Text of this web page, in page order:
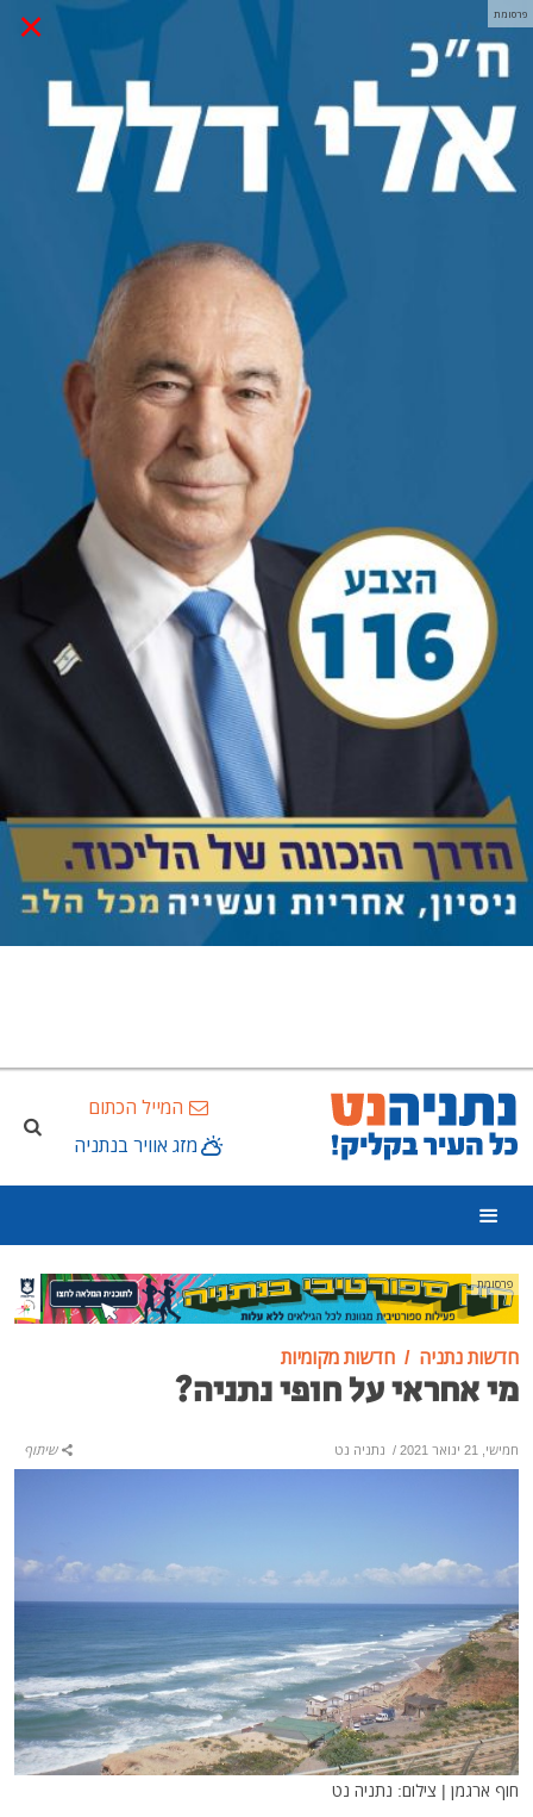
× פרסומת
המייל הכתום
מזג אוויר בנתניה
פרסומת
חדשות נתניה חדשות מקומיות
מי אחראי על חופי נתניה?
חמישי, 21 ינואר 2021 / נתניה נט שיתוף
חוף ארגמן | צילום: נתניה נט